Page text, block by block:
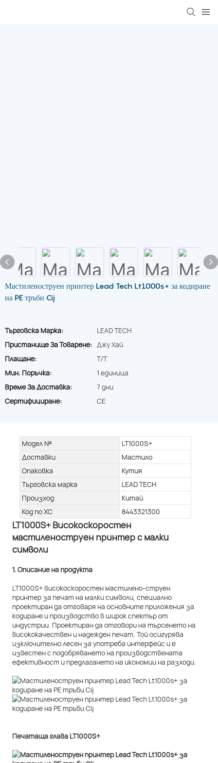
Мастиленоструен принтер Lead Tech Lt1000s+ за кодиране
на PE тръби Cij
Търговска Марка:
LEAD TECH
Пристанище За Товарене: Джу Хай
Плащане:
T/T
Мин. Поръчка:
1 единица
Време За Доставка:
7 дни
Сертифициране:
CE
Модел №
LT1000S+
Доставки
Мастило
Опаковка
Кутия
Търговска марка
LEAD TECH
Произход
Китай
Код по ХС
8443321300
LT1000S+ Високоскоростен
мастиленоструен принтер с малки
символи
1. Описание на продукта
LT1000S+ високоскоростен мастилено-струен
принтер за печат на малки символи, специално
проектиран да отговаря на основните приложения за
кодиране и производство в широк спектър от
индустрии. Проектиран да отговори на търсенето на
висококачествен и надежден печат. Той осигурява
изключително лесен за употреба интерфейс и е
известен с подобряването на производствената
ефективност и предлагането на икономии на разходи.
Печатаща глава LT1000S+